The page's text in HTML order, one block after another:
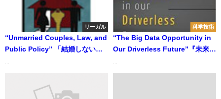
リーガル
“Unmarried Couples, Law, and
Public Policy” 「結婚しないカ
科学技術
“The Big Data Opportunity in
Our Driverless Future”『未来の
タの商機』